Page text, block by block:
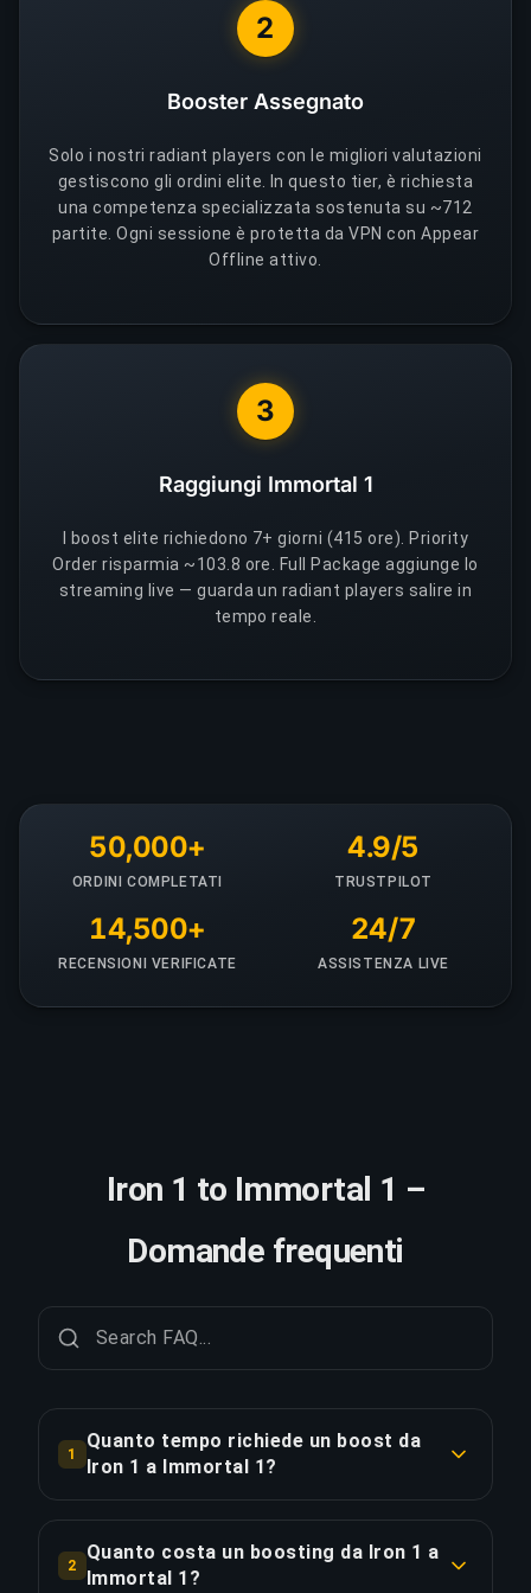
2
Booster Assegnato
Solo i nostri radiant players con le migliori valutazioni
gestiscono gli ordini elite. In questo tier, è richiesta
una competenza specializzata sostenuta su ~712
partite. Ogni sessione è protetta da VPN con Appear
Offline attivo.
3
Raggiungi Immortal 1
I boost elite richiedono 7+ giorni (415 ore). Priority
Order risparmia ~103.8 ore. Full Package aggiunge lo
streaming live — guarda un radiant players salire in
tempo reale.
50,000+
ORDINI COMPLETATI
4.9/5
TRUSTPILOT
14,500+
RECENSIONI VERIFICATE
24/7
ASSISTENZA LIVE
Iron 1 to Immortal 1 –
Domande frequenti
1
Quanto tempo richiede un boost da
Iron 1 a Immortal 1?
tipicamente 7+ giorni. Con Ordine Prioritario, la
consegna è circa il 25% più veloce.
2
Quanto costa un boosting da Iron 1 a
Immortal 1?